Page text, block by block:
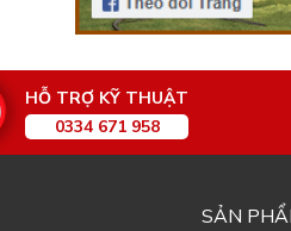
HỖ TRỢ KỸ THUẬT
0334 671 958
SẢN